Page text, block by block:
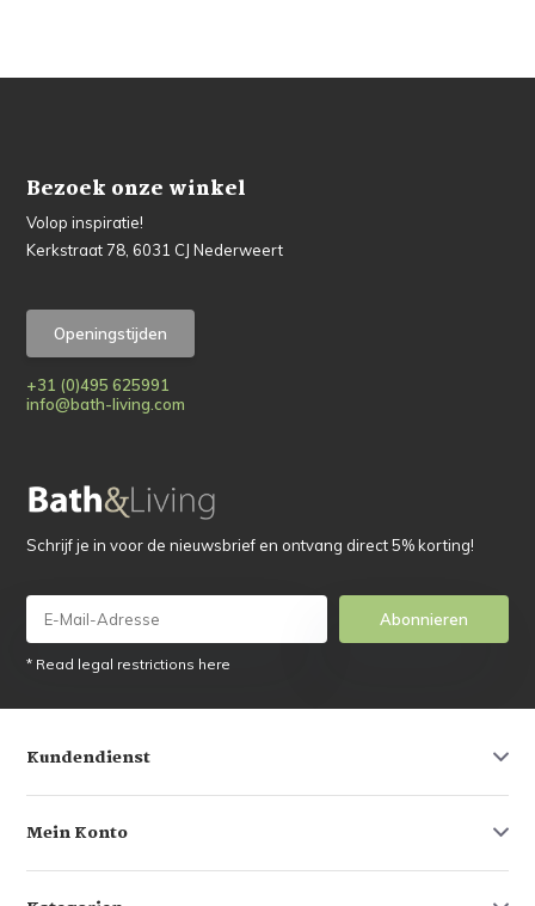
Bezoek onze winkel
Volop inspiratie!
Kerkstraat 78, 6031 CJ Nederweert
Openingstijden
+31 (0)495 625991
info@bath-living.com
Schrijf je in voor de nieuwsbrief en ontvang direct 5% korting!
Abonnieren
* Read legal restrictions here
Kundendienst
Mein Konto